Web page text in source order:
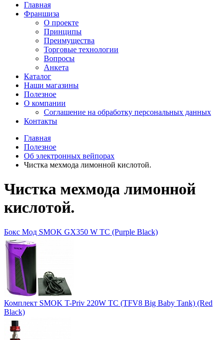
Главная
Франшиза
О проекте
Принципы
Преимущества
Торговые технологии
Вопросы
Анкета
Каталог
Наши магазины
Полезное
О компании
Соглашение на обработку персональных данных
Контакты
Главная
Полезное
Об электронных вейпорах
Чистка мехмода лимонной кислотой.
Чистка мехмода лимонной
кислотой.
Бокс Мод SMOK GX350 W TC (Purple Black)
Комплект SMOK T-Priv 220W TC (TFV8 Big Baby Tank) (Red
Black)